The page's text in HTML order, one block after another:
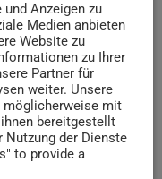
sollte man
Aber kann
gehen, ohne
Christoph
Anzeigen zu
Medien anbieten
Website zu
zu Ihrer
Partner für
weiter. Unsere
möglicherweise mit
bereitgestellt
Nutzung der Dienste
to provide a